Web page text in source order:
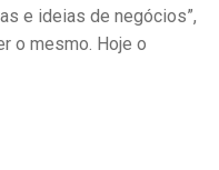
e ideias de negócios”,
o mesmo. Hoje o